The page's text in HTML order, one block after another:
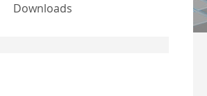
Downloads